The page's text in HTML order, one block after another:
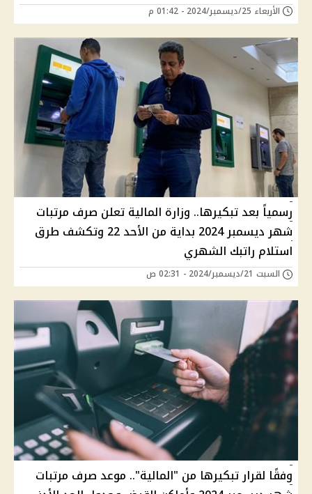
الأربعاء 25/ديسمبر/2024 - 01:42 م
رسمياً بعد تبكيرها.. وزارة المالية تعلن صرف مرتبات
شهر ديسمبر 2024 بداية من الأحد 22 وتكشف طرق
استلام راتبك الشهري
السبت 21/ديسمبر/2024 - 02:31 ص
وفقًا لقرار تبكيرها من "المالية".. موعد صرف مرتبات